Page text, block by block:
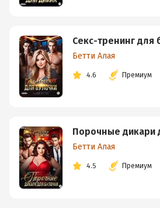
Секс-тренинг для
Бетти Алая
4.6 Премиум
Порочные дикари
Бетти Алая
4.5 Премиум